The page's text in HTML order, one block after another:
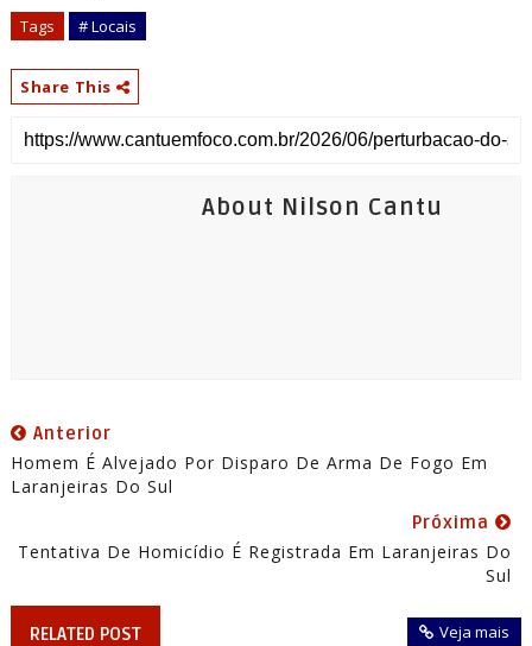
Tags # Locais
Share This
About Nilson Cantu
Anterior
Homem É Alvejado Por Disparo De Arma De Fogo Em
Laranjeiras Do Sul
Próxima
Tentativa De Homicídio É Registrada Em Laranjeiras Do
Sul
RELATED POST Veja mais